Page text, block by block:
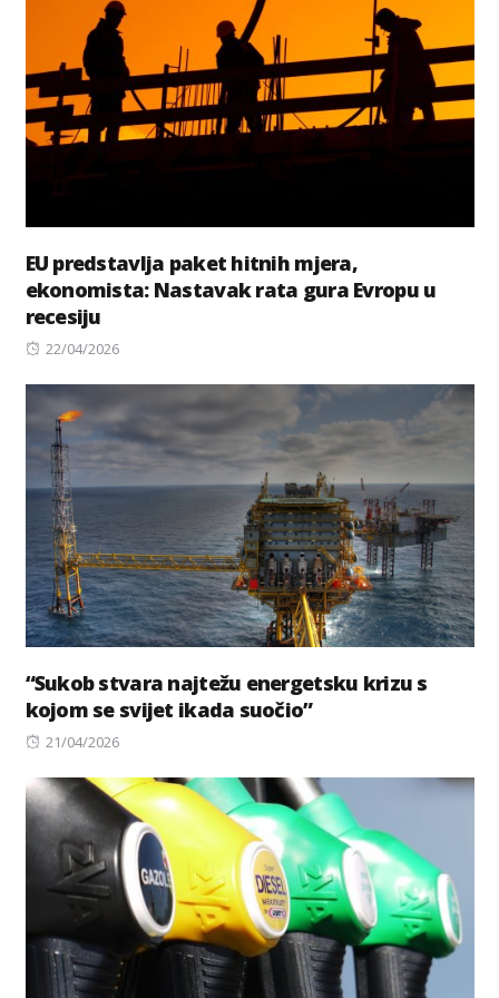
EU predstavlja paket hitnih mjera,
ekonomista: Nastavak rata gura Evropu u
recesiju
Posted
22/04/2026
“Sukob stvara najtežu energetsku krizu s
kojom se svijet ikada suočio”
Posted
21/04/2026